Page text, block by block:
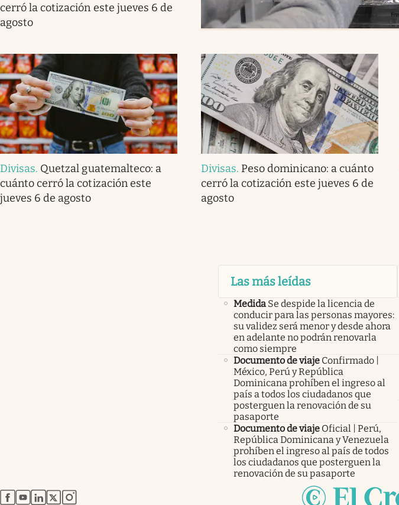
cerró la cotización este jueves 6 de
agosto
Divisas. Quetzal guatemalteco: a
cuánto cerró la cotización este
jueves 6 de agosto
Divisas. Peso dominicano: a cuánto
cerró la cotización este jueves 6 de
agosto
Las más leídas
Medida Se despide la licencia de
conducir para las personas mayores:
su validez será menor y desde ahora
en adelante no podrán renovarla
como siempre
Documento de viaje Confirmado |
México, Perú y República
Dominicana prohíben el ingreso al
país a todos los ciudadanos que
posterguen la renovación de su
pasaporte
Documento de viaje Oficial | Perú,
República Dominicana y Venezuela
prohíben el ingreso al país de todos
los ciudadanos que posterguen la
renovación de su pasaporte
abre en nueva pestaña
abre en nueva pestaña
abre en nueva pestaña
abre en nueva pestaña
abre en nueva pestaña